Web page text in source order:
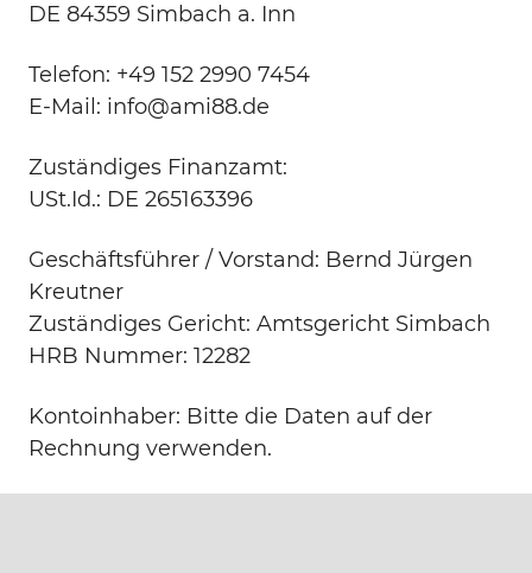
DE 84359 Simbach a. Inn
Telefon: +49 152 2990 7454
E-Mail: info@ami88.de
Zuständiges Finanzamt:
USt.Id.: DE 265163396
Geschäftsführer / Vorstand: Bernd Jürgen
Kreutner
Zuständiges Gericht: Amtsgericht Simbach
HRB Nummer: 12282
Kontoinhaber: Bitte die Daten auf der
Rechnung verwenden.